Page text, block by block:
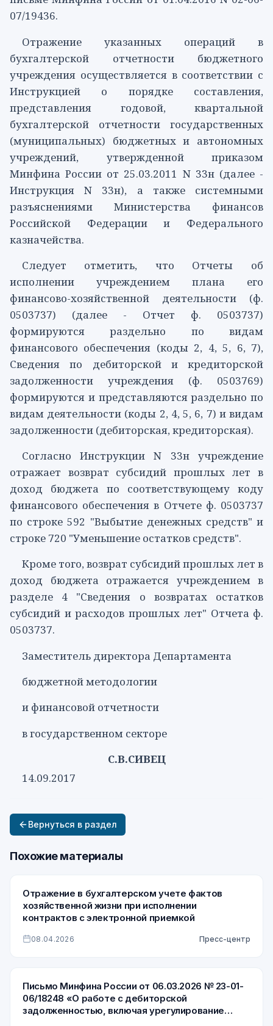
07/19436.
Отражение указанных операций в
бухгалтерской отчетности бюджетного
учреждения осуществляется в соответствии с
Инструкцией о порядке составления,
представления годовой, квартальной
бухгалтерской отчетности государственных
(муниципальных) бюджетных и автономных
учреждений, утвержденной приказом
Минфина России от 25.03.2011 N 33н (далее -
Инструкция N 33н), а также системными
разъяснениями Министерства финансов
Российской Федерации и Федерального
казначейства.
Следует отметить, что Отчеты об
исполнении учреждением плана его
финансово-хозяйственной деятельности (ф.
0503737) (далее - Отчет ф. 0503737)
формируются раздельно по видам
финансового обеспечения (коды 2, 4,5, 6, 7),
Сведения по дебиторской и кредиторской
задолженности учреждения (ф. 0503769)
формируются и представляются раздельно по
видам деятельности (коды 2, 4,5, 6, 7) и видам
задолженности (дебиторская, кредиторская).
Согласно ИнструкцииN 33н учреждение
отражает возврат субсидий прошлых лет в
доход бюджета по соответствующему коду
финансового обеспечения в Отчете ф. 0503737
по строке 592 "Выбытие денежных средств" и
строке 720 "Уменьшение остатков средств".
Кроме того, возврат субсидий прошлых лет в
доход бюджета отражается учреждением в
разделе 4 "Сведения о возвратах остатков
субсидий и расходов прошлых лет" Отчета ф.
0503737.
Заместитель директора Департамента
бюджетной методологии
и финансовой отчетности
в государственном секторе
С.В.СИВЕЦ
14.09.2017
Вернуться в раздел
Похожие материалы
Отражение в бухгалтерском учете фактов
хозяйственной жизни при исполнении
контрактов с электронной приемкой
08.04.2026 Пресс-центр
Письмо Минфина России от 06.03.2026 № 23-01-
06/18248 «О работе с дебиторской
задолженностью, включая урегулирование